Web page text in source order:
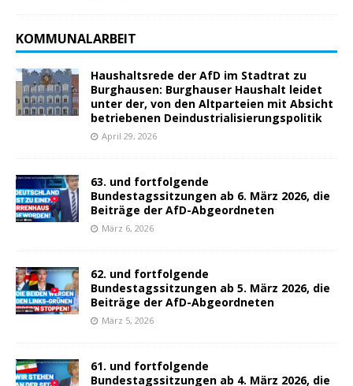
KOMMUNALARBEIT
Haushaltsrede der AfD im Stadtrat zu
Burghausen: Burghauser Haushalt leidet
unter der, von den Altparteien mit Absicht
betriebenen Deindustrialisierungspolitik
April 29, 2026
63. und fortfolgende
Bundestagssitzungen ab 6. März 2026, die
Beiträge der AfD-Abgeordneten
März 6, 2026
62. und fortfolgende
Bundestagssitzungen ab 5. März 2026, die
Beiträge der AfD-Abgeordneten
März 5, 2026
61. und fortfolgende
Bundestagssitzungen ab 4. März 2026, die